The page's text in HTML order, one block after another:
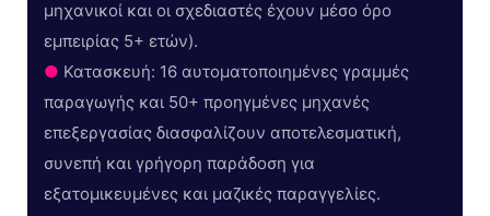
μηχανικοί και οι σχεδιαστές έχουν μέσο όρο
εμπειρίας 5+ ετών).
● Κατασκευή: 16 αυτοματοποιημένες γραμμές
παραγωγής και 50+ προηγμένες μηχανές
επεξεργασίας διασφαλίζουν αποτελεσματική,
συνεπή και γρήγορη παράδοση για
εξατομικευμένες και μαζικές παραγγελίες.